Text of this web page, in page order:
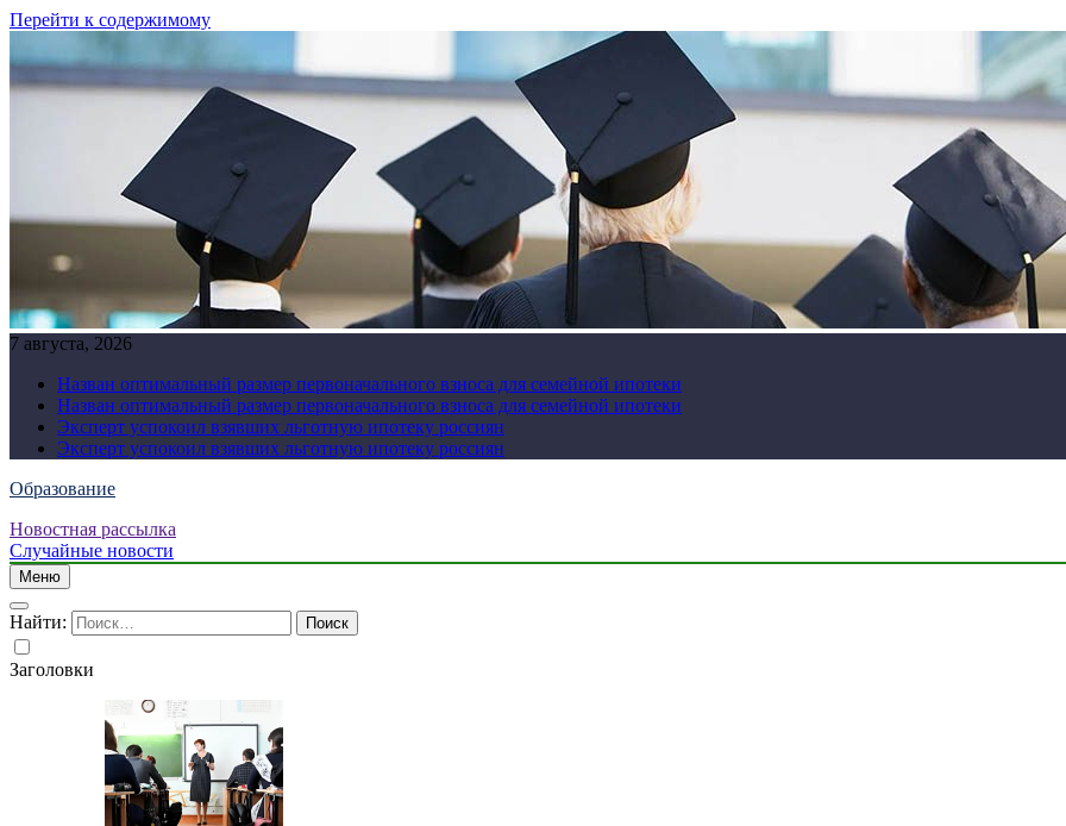
Перейти к содержимому
7 августа, 2026
Назван оптимальный размер первоначального взноса для семейной ипотеки
Назван оптимальный размер первоначального взноса для семейной ипотеки
Эксперт успокоил взявших льготную ипотеку россиян
Эксперт успокоил взявших льготную ипотеку россиян
Образование
Новостная рассылка
Случайные новости
Меню
Найти:
Заголовки